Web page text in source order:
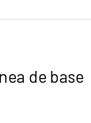
de base